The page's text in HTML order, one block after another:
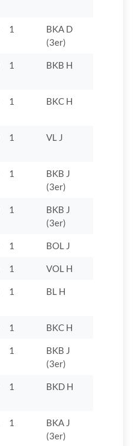
1
BKA D
(3er)
1 BKB H
1 BKC H
1 VL J
1
BKB J
(3er)
1
BKB J
(3er)
1 BOL J
1 VOL H
1 BL H
1 BKC H
1
BKB J
(3er)
1 BKD H
1
BKA J
(3er)